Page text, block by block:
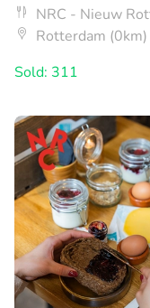
NRC - Nieuw
Rotterdam (0km)
Sold: 311